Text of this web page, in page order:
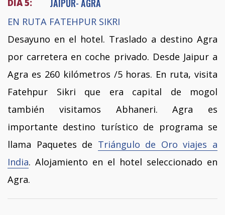
DÍA 5: JAIPUR- AGRA
EN RUTA FATEHPUR SIKRI
Desayuno en el hotel. Traslado a destino Agra
por carretera en coche privado. Desde Jaipur a
Agra es 260 kilómetros /5 horas. En ruta, visita
Fatehpur Sikri que era capital de mogol
también visitamos Abhaneri. Agra es
importante destino turístico de programa se
llama Paquetes de Triángulo de Oro viajes a
India. Alojamiento en el hotel seleccionado en
Agra.